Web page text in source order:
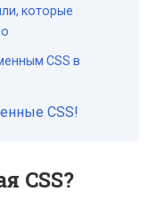
которые
CSS в
CSS!
CSS?